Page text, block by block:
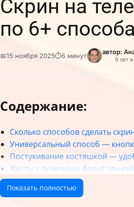
Скрин на
по 6+
📅15 ноября 2025⏱6 минут автор:
9 лет
Содержание:
Сколько способов сделать
Универсальный способ —
Постукивание костяшкой —
Жесты с помощью
Свайп тремя пальцами —
Кнопка скриншота в панели
Показать полностью